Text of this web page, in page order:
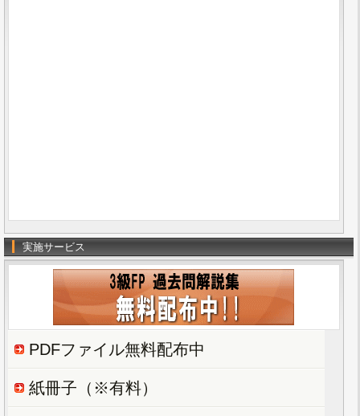
実施サービス
PDFファイル無料配布中
紙冊子（※有料）